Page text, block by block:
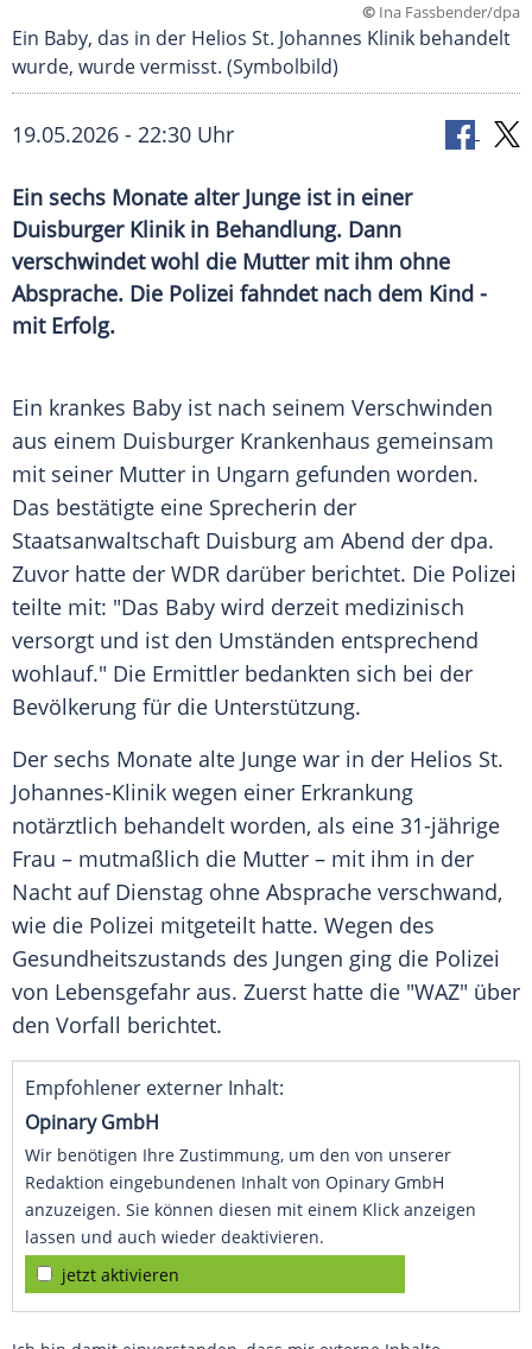
© Ina Fassbender/dpa
Ein Baby, das in der Helios St. Johannes Klinik behandelt
wurde, wurde vermisst. (Symbolbild)
19.05.2026 - 22:30 Uhr
Ein sechs Monate alter Junge ist in einer
Duisburger Klinik in Behandlung. Dann
verschwindet wohl die Mutter mit ihm ohne
Absprache. Die Polizei fahndet nach dem Kind -
mit Erfolg.
Ein krankes Baby ist nach seinem Verschwinden
aus einem Duisburger Krankenhaus gemeinsam
mit seiner Mutter in Ungarn gefunden worden.
Das bestätigte eine Sprecherin der
Staatsanwaltschaft Duisburg am Abend der dpa.
Zuvor hatte der WDR darüber berichtet. Die Polizei
teilte mit: "Das Baby wird derzeit medizinisch
versorgt und ist den Umständen entsprechend
wohlauf." Die Ermittler bedankten sich bei der
Bevölkerung für die Unterstützung.
Der sechs Monate alte Junge war in der Helios St.
Johannes-Klinik wegen einer Erkrankung
notärztlich behandelt worden, als eine 31-jährige
Frau – mutmaßlich die Mutter – mit ihm in der
Nacht auf Dienstag ohne Absprache verschwand,
wie die Polizei mitgeteilt hatte. Wegen des
Gesundheitszustands des Jungen ging die Polizei
von Lebensgefahr aus. Zuerst hatte die "WAZ" über
den Vorfall berichtet.
Empfohlener externer Inhalt:
Opinary GmbH
Wir benötigen Ihre Zustimmung, um den von unserer
Redaktion eingebundenen Inhalt von Opinary GmbH
anzuzeigen. Sie können diesen mit einem Klick anzeigen
lassen und auch wieder deaktivieren.
jetzt aktivieren